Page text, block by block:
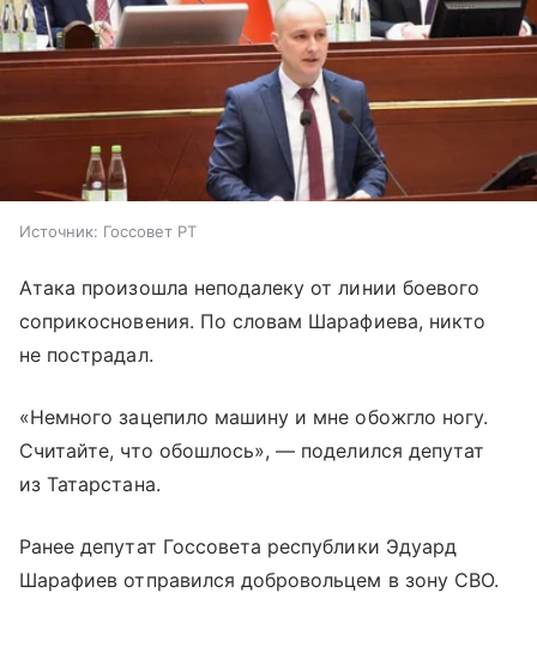
Источник: Госсовет РТ
Атака произошла неподалеку от линии боевого
соприкосновения. По словам Шарафиева, никто
не пострадал.
«Немного зацепило машину и мне обожгло ногу.
Считайте, что обошлось», — поделился депутат
из Татарстана.
Ранее депутат Госсовета республики Эдуард
Шарафиев отправился добровольцем в зону СВО.